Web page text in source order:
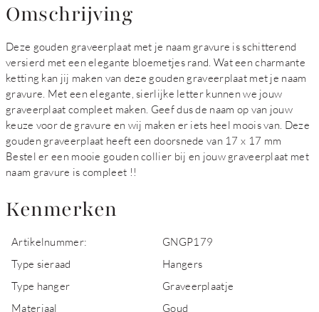
Omschrijving
Deze gouden graveerplaat met je naam gravure is schitterend
versierd met een elegante bloemetjes rand. Wat een charmante
ketting kan jij maken van deze gouden graveerplaat met je naam
gravure. Met een elegante, sierlijke letter kunnen we jouw
graveerplaat compleet maken. Geef dus de naam op van jouw
keuze voor de gravure en wij maken er iets heel moois van. Deze
gouden graveerplaat heeft een doorsnede van 17 x 17 mm
Bestel er een mooie gouden collier bij en jouw graveerplaat met
naam gravure is compleet !!
Kenmerken
Artikelnummer:
GNGP179
Type sieraad
Hangers
Type hanger
Graveerplaatje
Materiaal
Goud